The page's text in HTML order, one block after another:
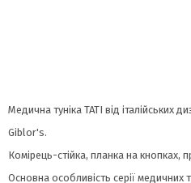
Медична туніка TATI від італійських
Giblor's.
Комірець-стійка, планка на кнопках,
Основна особливість серії медичних